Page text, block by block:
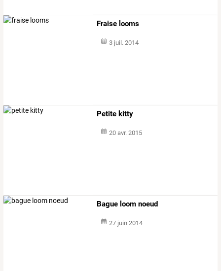
Fraise looms
3 juil. 2014
Petite kitty
20 avr. 2015
Bague loom noeud
27 juin 2014